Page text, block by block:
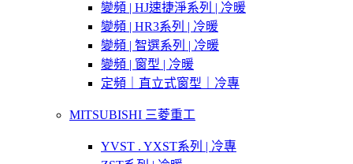
變頻 | HJ速捷淨系列 | 冷暖
變頻 | HR3系列 | 冷暖
變頻 | 智選系列 | 冷暖
變頻 | 窗型 | 冷暖
定頻｜直立式窗型｜冷專
MITSUBISHI 三菱重工
YVST . YXST系列 | 冷專